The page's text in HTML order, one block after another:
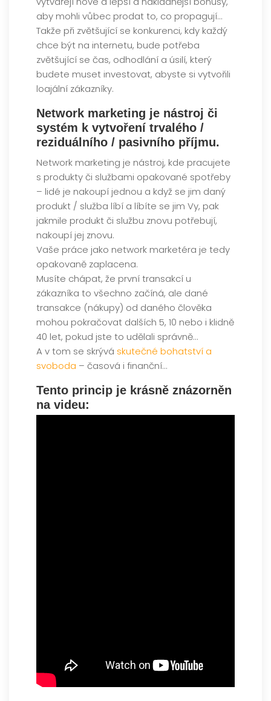
aby mohli vůbec prodat to, co propagují…
Takže při zvětšující se konkurenci, kdy každý
chce být na internetu, bude potřeba
zvětšující se čas, odhodlání a úsilí, který
budete muset investovat, abyste si vytvořili
loajální zákazníky.
Network marketing je nástroj či
systém k vytvoření trvalého /
reziduálního / pasivního příjmu.
Network marketing je nástroj, kde pracujete
s produkty či službami opakované spotřeby
– lidé je nakoupí jednou a když se jim daný
produkt / služba líbí a líbíte se jim Vy, pak
jakmile produkt či službu znovu potřebují,
nakoupí jej znovu.
Vaše práce jako network marketéra je tedy
opakovaně zaplacena.
Musíte chápat, že první transakcí u
zákazníka to všechno začíná, ale dané
transakce (nákupy) od daného člověka
mohou pokračovat dalších 5, 10 nebo i klidně
40 let, pokud jste to udělali správně…
A v tom se skrývá skutečné bohatství a
svoboda – časová i finanční…
Tento princip je krásně znázorněn
na videu: